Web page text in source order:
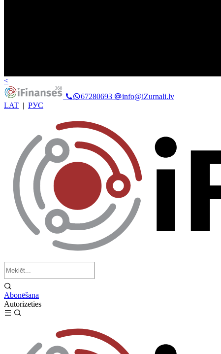
<
67280693
info@iZurnali.lv
LAT | РУС
Abonēšana
Autorizēties